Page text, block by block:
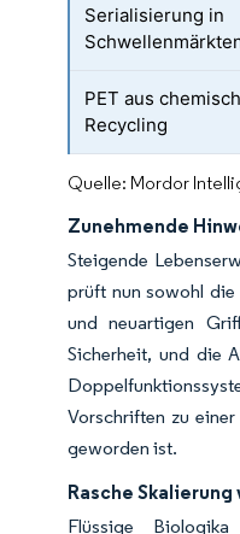
Serialisierung in
PET aus
Recycling
Quelle: Mordor
Zunehmende
Steigende
prüft nun sowohl die
und neuartigen
Sicherheit, und die
Vorschriften zu
geworden ist.
Rasche
Flüssige